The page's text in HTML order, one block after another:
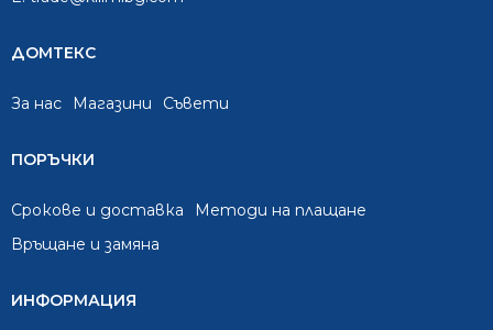
ДОМТЕКС
За нас Mагазини Съвети
ПОРЪЧКИ
Срокове и доставка
Методи на плащане
Връщане и замяна
ИНФОРМАЦИЯ